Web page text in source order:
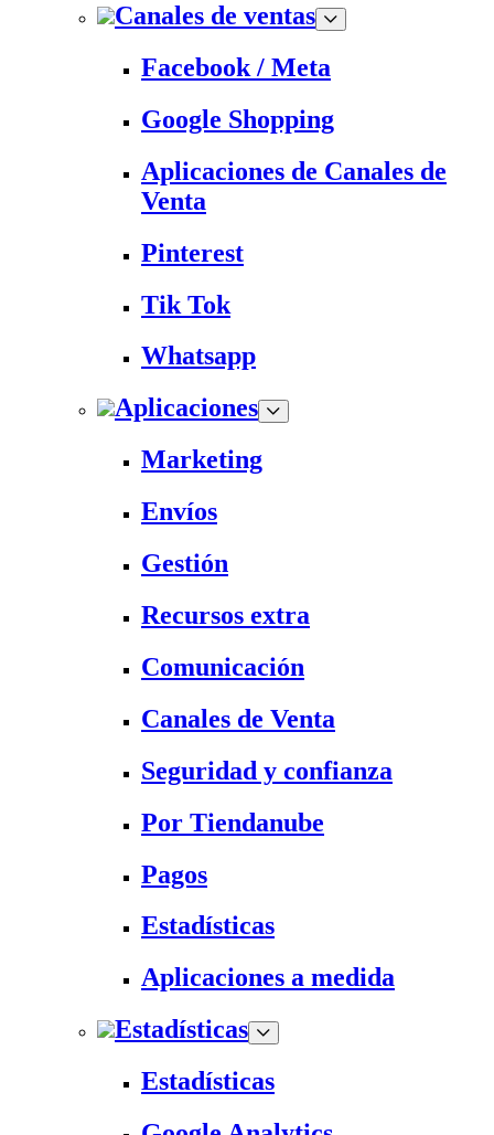
Canales de ventas
Facebook / Meta
Google Shopping
Aplicaciones de Canales de
Venta
Pinterest
Tik Tok
Whatsapp
Aplicaciones
Marketing
Envíos
Gestión
Recursos extra
Comunicación
Canales de Venta
Seguridad y confianza
Por Tiendanube
Pagos
Estadísticas
Aplicaciones a medida
Estadísticas
Estadísticas